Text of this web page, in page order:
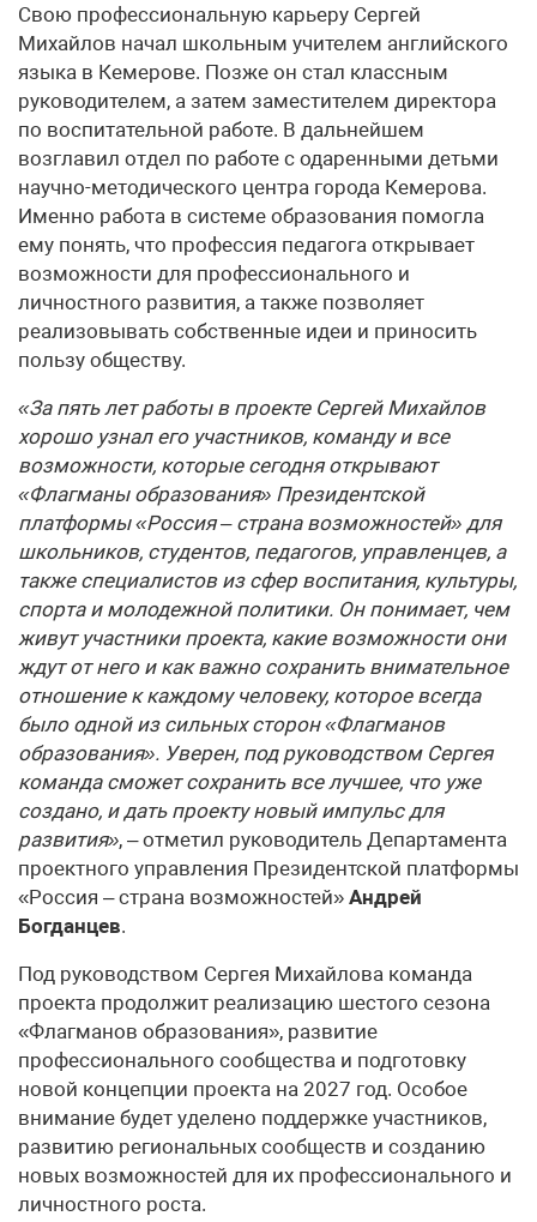
Свою профессиональную карьеру Сергей
Михайлов начал школьным учителем английского
языка в Кемерове. Позже он стал классным
руководителем, а затем заместителем директора
по воспитательной работе. В дальнейшем
возглавил отдел по работе с одаренными детьми
научно-методического центра города Кемерова.
Именно работа в системе образования помогла
ему понять, что профессия педагога открывает
возможности для профессионального и
личностного развития, а также позволяет
реализовывать собственные идеи и приносить
пользу обществу.
«За пять лет работы в проекте Сергей Михайлов
хорошо узнал его участников, команду и все
возможности, которые сегодня открывают
«Флагманы образования» Президентской
платформы «Россия – страна возможностей» для
школьников, студентов, педагогов, управленцев, а
также специалистов из сфер воспитания, культуры,
спорта и молодежной политики. Он понимает, чем
живут участники проекта, какие возможности они
ждут от него и как важно сохранить внимательное
отношение к каждому человеку, которое всегда
было одной из сильных сторон «Флагманов
образования». Уверен, под руководством Сергея
команда сможет сохранить все лучшее, что уже
создано, и дать проекту новый импульс для
развития», – отметил руководитель Департамента
проектного управления Президентской платформы
«Россия – страна возможностей» Андрей
Богданцев.
Под руководством Сергея Михайлова команда
проекта продолжит реализацию шестого сезона
«Флагманов образования», развитие
профессионального сообщества и подготовку
новой концепции проекта на 2027 год. Особое
внимание будет уделено поддержке участников,
развитию региональных сообществ и созданию
новых возможностей для их профессионального и
личностного роста.